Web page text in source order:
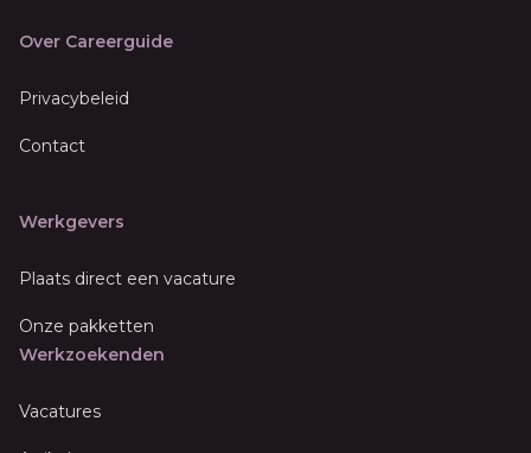
Over Careerguide
Privacybeleid
Contact
Werkgevers
Plaats direct een vacature
Onze pakketten
Werkzoekenden
Vacatures